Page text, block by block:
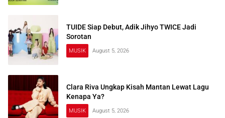
TUIDE Siap Debut, Adik Jihyo TWICE Jadi
Sorotan
MUSIK August 5, 2026
Clara Riva Ungkap Kisah Mantan Lewat Lagu
Kenapa Ya?
MUSIK August 5, 2026